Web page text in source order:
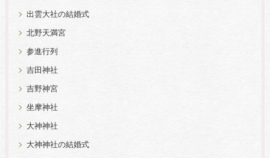
出雲大社の結婚式
北野天満宮
参進行列
吉田神社
吉野神宮
坐摩神社
大神神社
大神神社の結婚式